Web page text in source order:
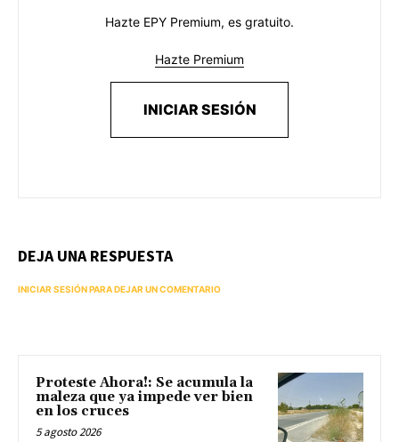
Hazte EPY Premium, es gratuito.
Hazte Premium
INICIAR SESIÓN
DEJA UNA RESPUESTA
INICIAR SESIÓN PARA DEJAR UN COMENTARIO
Proteste Ahora!: Se acumula la
maleza que ya impede ver bien
en los cruces
5 agosto 2026